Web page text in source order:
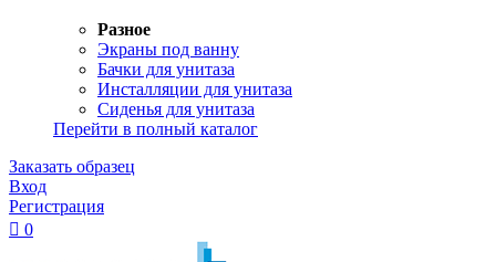
Разное
Экраны под ванну
Бачки для унитаза
Инсталляции для унитаза
Сиденья для унитаза
Перейти в полный каталог
Заказать образец
Вход
Регистрация
 0